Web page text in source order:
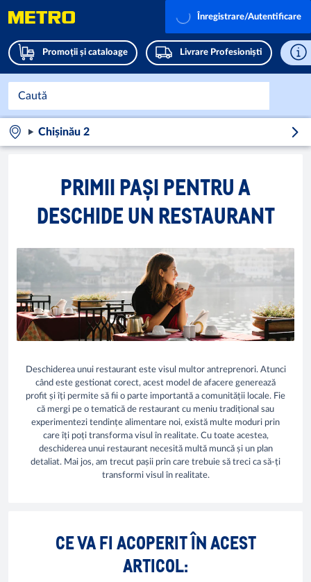
Promoții și cataloage Livrare Profesioniști
Înregistrare/Autentificare
Chișinău 2
PRIMII PAȘI PENTRU A
DESCHIDE UN RESTAURANT
Deschiderea unui restaurant este visul multor antreprenori. Atunci
când este gestionat corect, acest model de afacere generează
profit și îți permite să fii o parte importantă a comunității locale. Fie
că mergi pe o tematică de restaurant cu meniu tradițional sau
experimentezi tendințe alimentare noi, există multe moduri prin
care îți poți transforma visul în realitate. Cu toate acestea,
deschiderea unui restaurant necesită multă muncă și un plan
detaliat. Mai jos, am trecut pașii prin care trebuie să treci ca să-ți
transformi visul în realitate.
CE VA FI ACOPERIT ÎN ACEST
ARTICOL: